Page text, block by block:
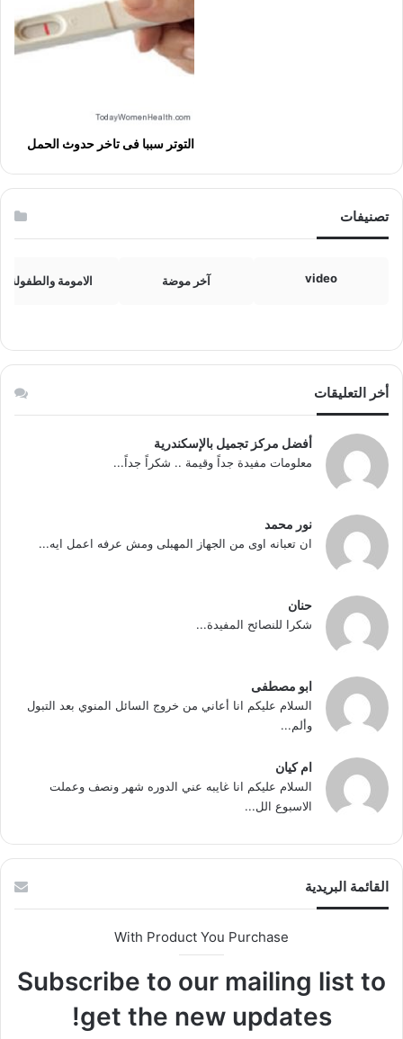
التوتر سببا فى تاخر حدوث الحمل
تصنيفات
video آخر موضة الامومة والطفولة
أخر التعليقات
أفضل مركز تجميل بالإسكندرية
معلومات مفيدة جداً وقيمة .. شكراً جداً...
نور محمد
ان تعبانه اوى من الجهاز المهبلى ومش عرفه اعمل ايه...
حنان
شكرا للنصائح المفيدة...
ابو مصطفى
السلام عليكم انا أعاني من خروج السائل المنوي بعد التبول
وألم...
ام كيان
السلام عليكم انا غايبه عني الدوره شهر ونصف وعملت
الاسبوع الل...
القائمة البريدية
With Product You Purchase
Subscribe to our mailing list to
get the new updates!